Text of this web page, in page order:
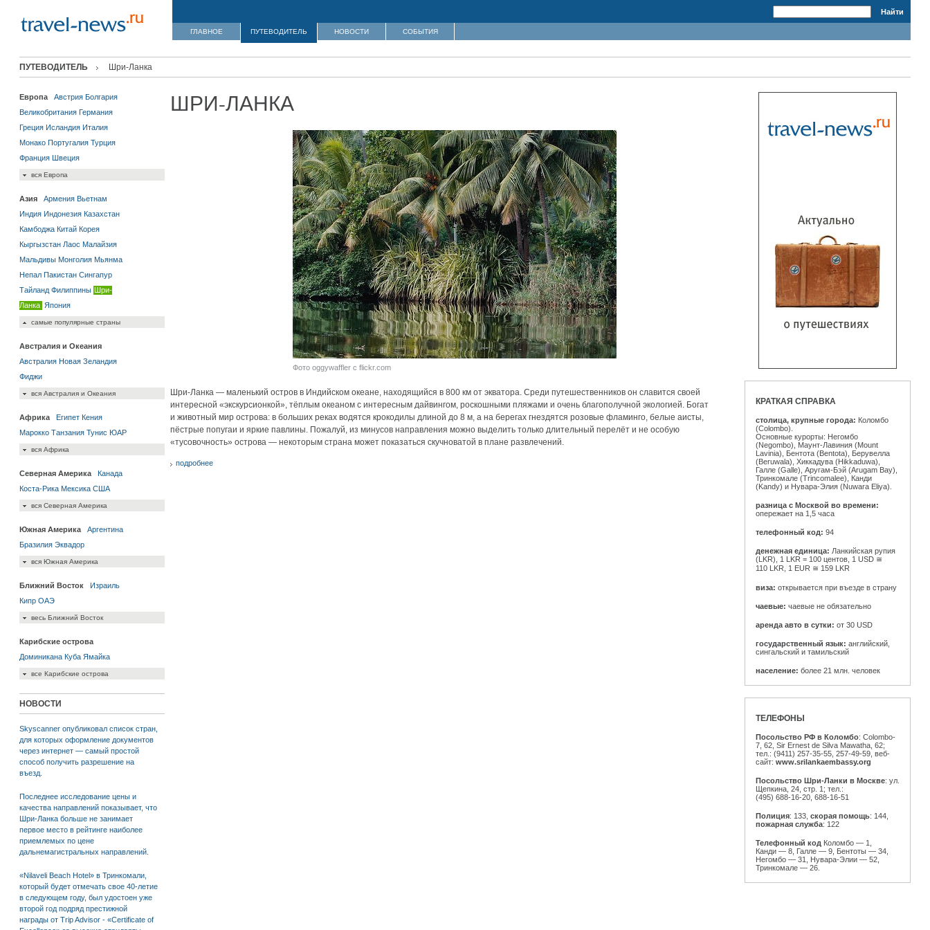
ГЛАВНОЕ ПУТЕВОДИТЕЛЬ НОВОСТИ СОБЫТИЯ
ПУТЕВОДИТЕЛЬ Шри-Ланка
Европа Австрия Болгария
Великобритания Германия
Греция Исландия Италия
Монако Португалия Турция
Франция Швеция
вся Европа
Азия Армения Вьетнам
Индия Индонезия Казахстан
Камбоджа Китай Корея
Кыргызстан Лаос Малайзия
Мальдивы Монголия Мьянма
Непал Пакистан Сингапур
Тайланд Филиппины Шри-
Ланка Япония
самые популярные страны
Австралия и Океания
Австралия Новая Зеландия
Фиджи
вся Австралия и Океания
Африка Египет Кения
Марокко Танзания Тунис ЮАР
вся Африка
Северная Америка
Канада
Коста-Рика Мексика США
вся Северная Америка
Южная Америка
Аргентина
Бразилия Эквадор
вся Южная Америка
Ближний Восток
Израиль
Кипр ОАЭ
весь Ближний Восток
Карибские острова
Доминикана Куба Ямайка
все Карибские острова
НОВОСТИ
Skyscanner опубликовал список стран,
для которых оформление документов
через интернет — самый простой
способ получить разрешение на
въезд.
Последнее исследование цены и
качества направлений показывает, что
Шри-Ланка больше не занимает
первое место в рейтинге наиболее
приемлемых по цене
дальнемагистральных направлений.
«Nilaveli Beach Hotel» в Тринкомали,
который будет отмечать свое 40-летие
в следующем году, был удостоен уже
второй год подряд престижной
награды от Trip Advisor - «Certificate of
КРАТКАЯ СПРАВКА
столица, крупные города: Коломбо
(Colombo).
Основные курорты: Негомбо
(Negombo), Маунт-Лавиния (Mount
Lavinia), Бентота (Bentota), Берувелла
(Beruwala), Хиккадува (Hikkaduwa),
Галле (Galle), Аругам-Бэй (Arugam Bay),
Тринкомале (Trincomalee), Канди
(Kandy) и Нувара-Элия (Nuwara Eliya).
разница с Москвой во времени:
опережает на 1,5 часа
телефонный код: 94
денежная единица: Ланкийская рупия
(LKR), 1 LKR = 100 центов, 1 USD ≅
110 LKR, 1 EUR ≅ 159 LKR
виза: открывается при въезде в страну
чаевые: чаевые не обязательно
аренда авто в сутки: от 30 USD
государственный язык: английский,
сингальский и тамильский
население: более 21 млн. человек
ТЕЛЕФОНЫ
Посольство РФ в Коломбо: Colombo-
7, 62, Sir Ernest de Silva Mawatha, 62;
тел.: (9411) 257-35-55, 257-49-59, веб-
сайт: www.srilankaembassy.org
Посольство Шри-Ланки в Москве: ул.
Щепкина, 24, стр. 1; тел.:
(495) 688-16-20, 688-16-51
Полиция: 133, скорая помощь: 144,
пожарная служба: 122
Телефонный код Коломбо — 1,
Канди — 8, Галле — 9, Бентоты — 34,
Негомбо — 31, Нувара-Элии — 52,
Тринкомале — 26.
ШРИ-ЛАНКА
Фото oggywaffler с flickr.com
Шри-Ланка — маленький остров в Индийском океане, находящийся в 800 км от экватора. Среди путешественников он славится своей
интересной «экскурсионкой», тёплым океаном с интересным дайвингом, роскошными пляжами и очень благополучной экологией. Богат
и животный мир острова: в больших реках водятся крокодилы длиной до 8 м, а на берегах гнездятся розовые фламинго, белые аисты,
пёстрые попугаи и яркие павлины. Пожалуй, из минусов направления можно выделить только длительный перелёт и не особую
«тусовочность» острова — некоторым страна может показаться скучноватой в плане развлечений.
подробнее